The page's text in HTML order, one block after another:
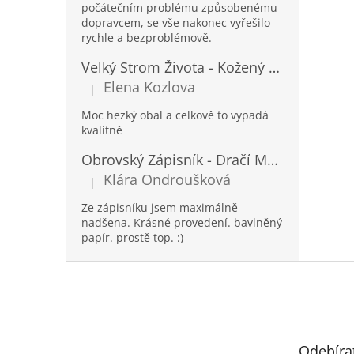
počátečním problému způsobenému
dopravcem, se vše nakonec vyřešilo
rychle a bezproblémově.
Velký Strom Života - Kožený Zápisník se Šňůrkou a Kamínkem - 20x16x2cm - 160 Stran
Hodnocení produktu je 5 z 5 hvězdiček.
| Elena Kozlova
Moc hezký obal a celkově to vypadá
kvalitně
Obrovský Zápisník - Dračí Mandala s Chakra Kameny - 100 Stran - 25x34cm
Hodnocení produktu je 5 z 5 hvězdiček.
| Klára Ondroušková
Ze zápisníku jsem maximálně
nadšena. Krásné provedení. bavlněný
papír. prostě top. :)